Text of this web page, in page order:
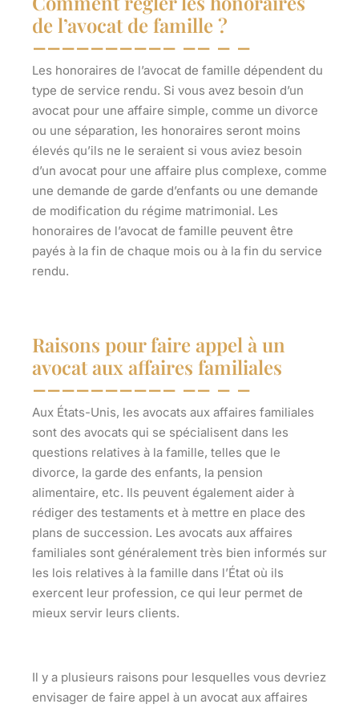
de l’avocat de famille ?
Les honoraires de l’avocat de famille dépendent du
type de service rendu. Si vous avez besoin d’un
avocat pour une affaire simple, comme un divorce
ou une séparation, les honoraires seront moins
élevés qu’ils ne le seraient si vous aviez besoin
d’un avocat pour une affaire plus complexe, comme
une demande de garde d’enfants ou une demande
de modification du régime matrimonial. Les
honoraires de l’avocat de famille peuvent être
payés à la fin de chaque mois ou à la fin du service
rendu.
Raisons pour faire appel à un
avocat aux affaires familiales
Aux États-Unis, les avocats aux affaires familiales
sont des avocats qui se spécialisent dans les
questions relatives à la famille, telles que le
divorce, la garde des enfants, la pension
alimentaire, etc. Ils peuvent également aider à
rédiger des testaments et à mettre en place des
plans de succession. Les avocats aux affaires
familiales sont généralement très bien informés sur
les lois relatives à la famille dans l’État où ils
exercent leur profession, ce qui leur permet de
mieux servir leurs clients.
Il y a plusieurs raisons pour lesquelles vous devriez
envisager de faire appel à un avocat aux affaires